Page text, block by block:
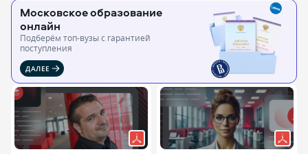
Московское образование
онлайн
Подберём топ-вузы c гарантией
поступления
ДАЛЕЕ